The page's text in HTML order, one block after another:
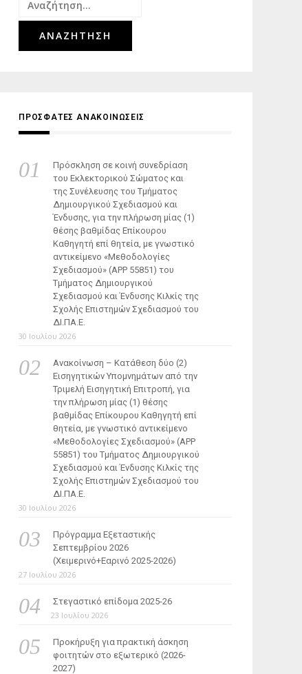
για:
ΠΡΟΣΦΑΤΕΣ ΑΝΑΚΟΙΝΩΣΕΙΣ
Πρόσκληση σε κοινή συνεδρίαση
του Εκλεκτορικού Σώματος και
της Συνέλευσης του Τμήματος
Δημιουργικού Σχεδιασμού και
Ένδυσης, για την πλήρωση μίας (1)
θέσης βαθμίδας Επίκουρου
Καθηγητή επί θητεία, με γνωστικό
αντικείμενο «Μεθοδολογίες
Σχεδιασμού» (ΑΡΡ 55851) του
Τμήματος Δημιουργικού
Σχεδιασμού και Ένδυσης Κιλκίς της
Σχολής Επιστημών Σχεδιασμού του
ΔΙ.ΠΑ.Ε.
30 Ιουλίου 2026
Ανακοίνωση – Κατάθεση δύο (2)
Εισηγητικών Υπομνημάτων από την
Τριμελή Εισηγητική Επιτροπή, για
την πλήρωση μίας (1) θέσης
βαθμίδας Επίκουρου Καθηγητή επί
θητεία, με γνωστικό αντικείμενο
«Μεθοδολογίες Σχεδιασμού» (ΑΡΡ
55851) του Τμήματος Δημιουργικού
Σχεδιασμού και Ένδυσης Κιλκίς της
Σχολής Επιστημών Σχεδιασμού του
ΔΙ.ΠΑ.Ε.
30 Ιουλίου 2026
Πρόγραμμα Εξεταστικής
Σεπτεμβρίου 2026
(Χειμερινό+Εαρινό 2025-2026)
27 Ιουλίου 2026
Στεγαστικό επίδομα 2025-26
23 Ιουλίου 2026
Προκήρυξη για πρακτική άσκηση
φοιτητών στο εξωτερικό (2026-
2027)